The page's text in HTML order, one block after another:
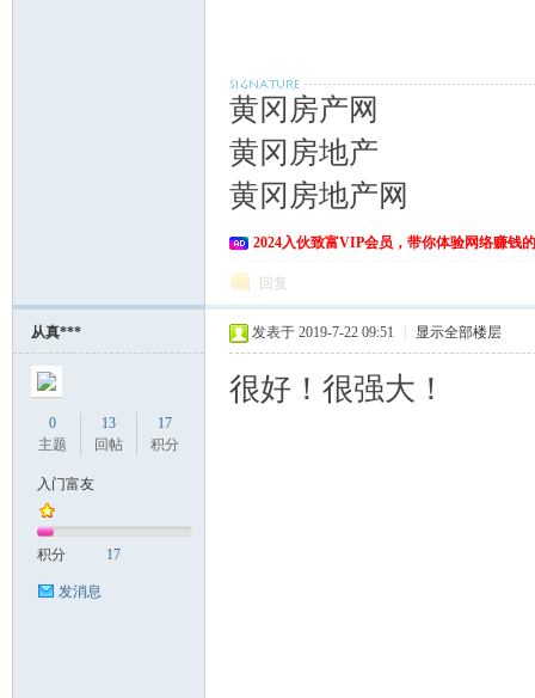
黄冈房产网
黄冈房地产
黄冈房地产网
2024入伙致富VIP会员，带你体验网络赚钱
回复
从真***
0
主题
13
回帖
17
积分
入门富友
积分 17
发消息
发表于 2019-7-22 09:51 显示全部楼层
很好！很强大！